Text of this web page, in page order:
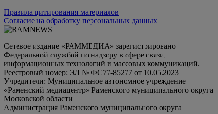
Правила цитирования материалов
Согласие на обработку персональных данных
Сетевое издание «РАММЕДИА» зарегистрировано
Федеральной службой по надзору в сфере связи,
информационных технологий и массовых коммуникаций.
Реестровый номер: ЭЛ № ФС77-85277 от 10.05.2023
Учредители: Муниципальное автономное учреждение
«Раменский медиацентр» Раменского муниципального округа
Московской области
Администрация Раменского муниципального округа